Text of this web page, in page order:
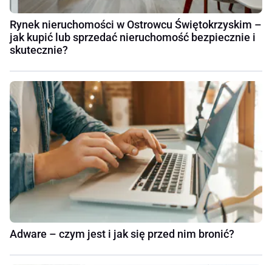
Rynek nieruchomości w Ostrowcu Świętokrzyskim –
jak kupić lub sprzedać nieruchomość bezpiecznie i
skutecznie?
Adware – czym jest i jak się przed nim bronić?